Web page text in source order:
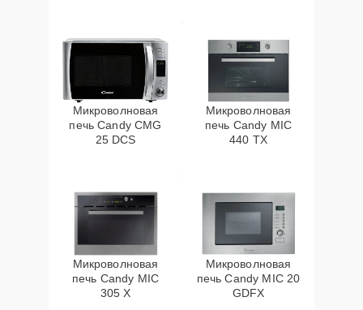
Микроволновая
печь Candy CMG
25 DCS
Микроволновая
печь Candy MIC
440 TX
Микроволновая
печь Candy MIC
305 X
Микроволновая
печь Candy MIC 20
GDFX